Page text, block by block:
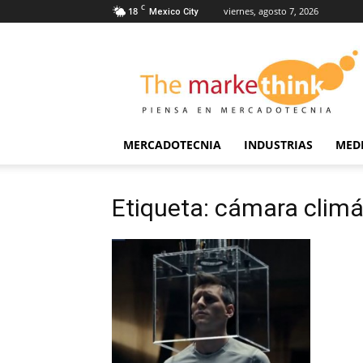
18 C Mexico City viernes, agosto 7, 2026
Markethink
MERCADOTECNIA INDUSTRIAS
Etiqueta: cámara